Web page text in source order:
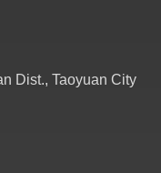
Dist., Taoyuan City